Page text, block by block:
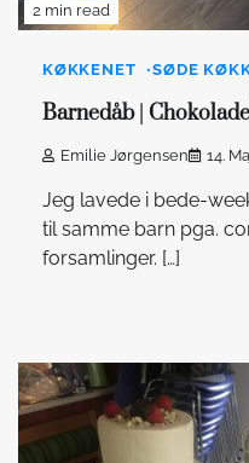
2 min read
KØKKENET SØDE
Barnedåb |
Emilie Jørgensen 14.
Jeg lavede i bede-
til samme barn pga.
forsamlinger. […]